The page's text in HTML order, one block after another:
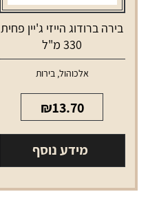
בירה ברודוג הייזי ג'יין פחית
330 מ"ל
אלכוהול,בירות
₪13.70
מידע נוסף